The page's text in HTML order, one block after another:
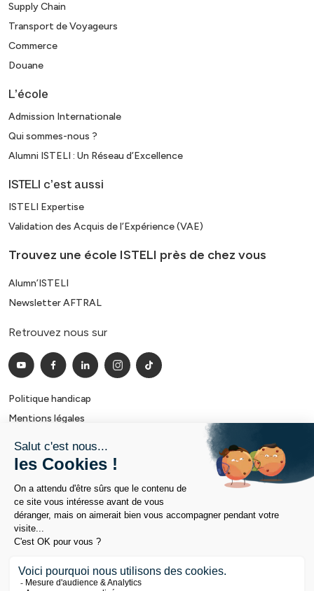
Supply Chain
Transport de Voyageurs
Commerce
Douane
L’école
Admission Internationale
Qui sommes-nous ?
Alumni ISTELI : Un Réseau d’Excellence
ISTELI c’est aussi
ISTELI Expertise
Validation des Acquis de l’Expérience (VAE)
Trouvez une école ISTELI près de chez vous
Alumn’ISTELI
Newsletter AFTRAL
Retrouvez nous sur
Politique handicap
Mentions légales